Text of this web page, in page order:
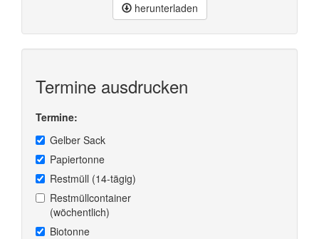
herunterladen
Termine ausdrucken
Termine:
Gelber Sack
Papiertonne
Restmüll (14-tägig)
Restmüllcontainer
(wöchentlich)
Biotonne